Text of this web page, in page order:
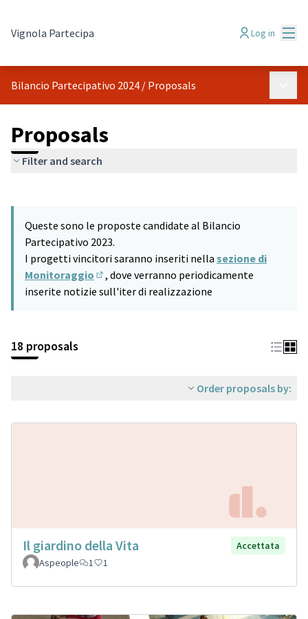
Vignola Partecipa Log in
Bilancio Partecipativo 2024 / Proposals
Proposals
Filter and search
−
Queste sono le proposte candidate al Bilancio
Partecipativo 2023.
I progetti vincitori saranno inseriti nella sezione di
Monitoraggio
(Opens in new tab)
, dove verranno periodicamente
inserite notizie sull'iter di realizzazione
18 proposals
Order proposals by:
Il giardino della Vita
Accettata
Aspeople
1 1